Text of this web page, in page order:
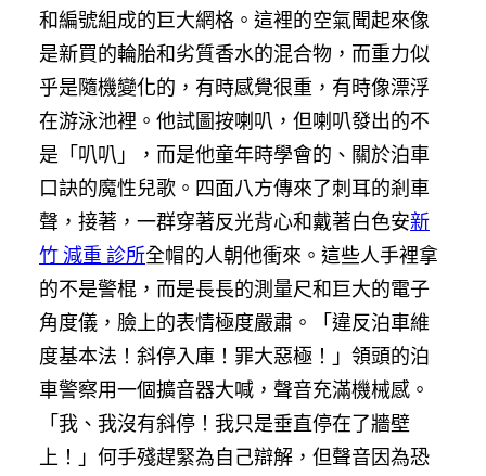
和編號組成的巨大網格。這裡的空氣聞起來像
是新買的輪胎和劣質香水的混合物，而重力似
乎是隨機變化的，有時感覺很重，有時像漂浮
在游泳池裡。他試圖按喇叭，但喇叭發出的不
是「叭叭」，而是他童年時學會的、關於泊車
口訣的魔性兒歌。四面八方傳來了刺耳的剎車
聲，接著，一群穿著反光背心和戴著白色安新
竹 減重 診所全帽的人朝他衝來。這些人手裡拿
的不是警棍，而是長長的測量尺和巨大的電子
角度儀，臉上的表情極度嚴肅。「違反泊車維
度基本法！斜停入庫！罪大惡極！」領頭的泊
車警察用一個擴音器大喊，聲音充滿機械感。
「我、我沒有斜停！我只是垂直停在了牆壁
上！」何手殘趕緊為自己辯解，但聲音因為恐